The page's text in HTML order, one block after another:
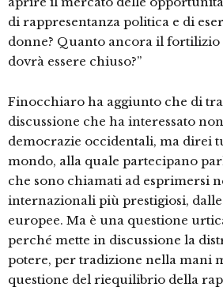
di rappresentanza politica e di
donne? Quanto ancora il fortilizio
dovrà essere chiuso?”
Finocchiaro ha aggiunto che di
discussione che ha interessato
democrazie occidentali, ma direi
mondo, alla quale partecipano
che sono chiamati ad esprimersi
internazionali più prestigiosi,
europee. Ma è una questione
perché mette in discussione la
potere, per tradizione nella mani
questione del riequilibrio della